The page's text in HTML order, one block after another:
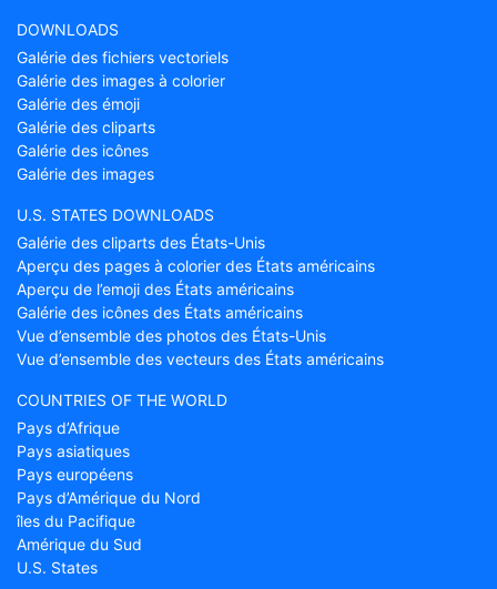
DOWNLOADS
Galérie des fichiers vectoriels
Galérie des images à colorier
Galérie des émoji
Galérie des cliparts
Galérie des icônes
Galérie des images
U.S. STATES DOWNLOADS
Galérie des cliparts des États-Unis
Aperçu des pages à colorier des États américains
Aperçu de l’emoji des États américains
Galérie des icônes des États américains
Vue d’ensemble des photos des États-Unis
Vue d’ensemble des vecteurs des États américains
COUNTRIES OF THE WORLD
Pays d’Afrique
Pays asiatiques
Pays européens
Pays d’Amérique du Nord
îles du Pacifique
Amérique du Sud
U.S. States